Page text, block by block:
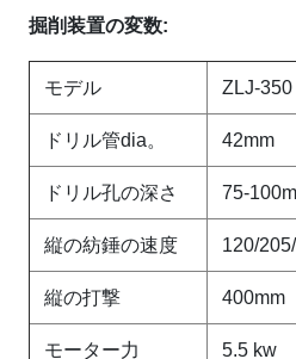
掘削装置の変数:
モデル ZLJ-350
ドリル管dia。 42mm
ドリル孔の深さ 75-100m
縦の紡錘の速度 120/
縦の打撃 400mm
モーター力 5.5 kw